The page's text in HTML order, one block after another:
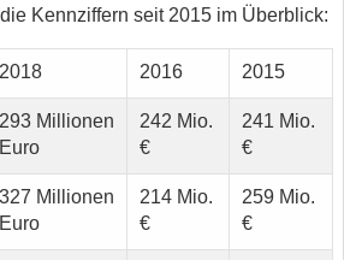
Kennziffern seit 2015 im Überblick:
2018 2016 2015
293 Millionen
Euro
242 Mio.
€
241 Mio.
€
327 Millionen
Euro
214 Mio.
€
259 Mio.
€